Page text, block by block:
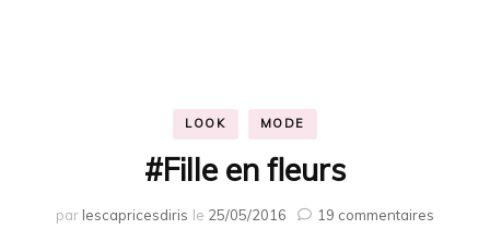
LOOK MODE
#Fille en fleurs
par lescapricesdiris le 25/05/2016 19 commentaires